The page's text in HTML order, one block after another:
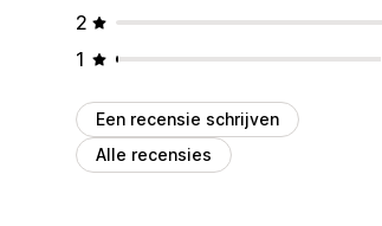
2
1
Een recensie schrijven
Alle recensies